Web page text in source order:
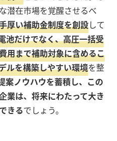
潜在市場を覚醒させるべ
厚い補助金制度を創設して
池だけでなく、高圧一括受
用まで補助対象に含めるこ
ルを構築しやすい環境を整
案ノウハウを蓄積し、この
業は、将来にわたって大き
きるでしょう。